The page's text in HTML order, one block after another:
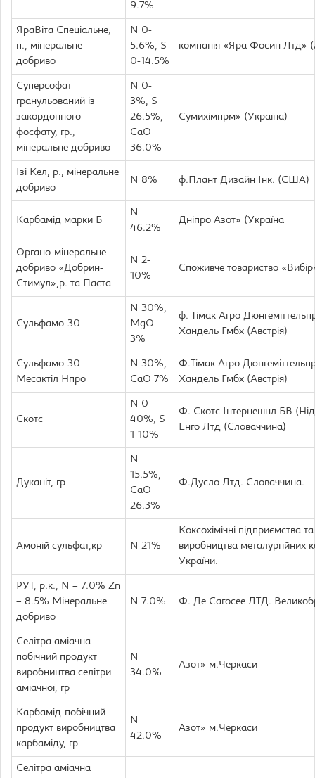
9.7%
ЯраВіта Спеціальне,
п., мінеральне
добриво
N 0-
5.6%, S
0-14.5%
компанія «Яра Фосин Лтд»
Суперсофат
гранульований із
закордонного
фосфату, гр.,
мінеральне добриво
N 0-
3%, S
26.5%,
CaO
36.0%
Сумихімпрм» (Україна)
Ізі Кел, р., мінеральне
добриво
N 8% ф.Плант Дизайн Інк. (США)
Карбамід марки Б
N
46.2%
Дніпро Азот» (Україна
Органо-мінеральне
добриво «Добрин-
Стимул»,р. та Паста
N 2-
10%
Споживче товариство
Сульфамо-30
N 30%,
MgO
3%
ф. Тімак Агро
Хандель Гмбх (Австрія)
Сульфамо-30
Месактіл Нпро
N 30%,
CaO 7%
Ф.Тімак Агро
Хандель Гмбх (Австрія)
Скотс
N 0-
40%, S
1-10%
Ф. Скотс Інтернешнл БВ
Енго Лтд (Словаччина)
Дуканіт, гр
N
15.5%,
CaO
26.3%
Ф.Дусло Лтд. Словаччина.
Амоній сульфат,кр N 21%
Коксохімічні підприємства та
виробництва металургійних
України.
РУТ, р.к., N – 7.0% Zn
– 8.5% Мінеральне
добриво
N 7.0% Ф. Де Сагосее ЛТД.
Селітра аміачна-
побічний продукт
виробництва селітри
аміачної, гр
N
34.0%
Азот» м.Черкаси
Карбамід-побічний
продукт виробництва
карбаміду, гр
N
42.0%
Азот» м.Черкаси
Селітра аміачна